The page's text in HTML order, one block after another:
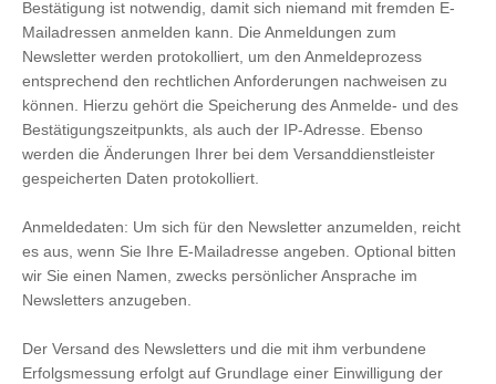
Bestätigung ist notwendig, damit sich niemand mit fremden E-
Mailadressen anmelden kann. Die Anmeldungen zum
Newsletter werden protokolliert, um den Anmeldeprozess
entsprechend den rechtlichen Anforderungen nachweisen zu
können. Hierzu gehört die Speicherung des Anmelde- und des
Bestätigungszeitpunkts, als auch der IP-Adresse. Ebenso
werden die Änderungen Ihrer bei dem Versanddienstleister
gespeicherten Daten protokolliert.
Anmeldedaten: Um sich für den Newsletter anzumelden, reicht
es aus, wenn Sie Ihre E-Mailadresse angeben. Optional bitten
wir Sie einen Namen, zwecks persönlicher Ansprache im
Newsletters anzugeben.
Der Versand des Newsletters und die mit ihm verbundene
Erfolgsmessung erfolgt auf Grundlage einer Einwilligung der